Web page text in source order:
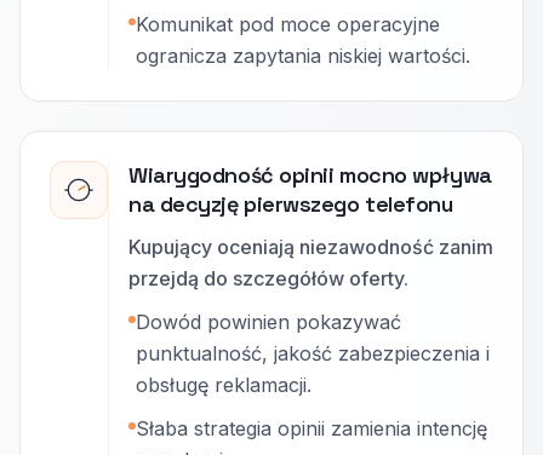
Komunikat pod moce operacyjne
ogranicza zapytania niskiej wartości.
Wiarygodność opinii mocno wpływa
na decyzję pierwszego telefonu
Kupujący oceniają niezawodność zanim
przejdą do szczegółów oferty.
Dowód powinien pokazywać
punktualność, jakość zabezpieczenia i
obsługę reklamacji.
Słaba strategia opinii zamienia intencję